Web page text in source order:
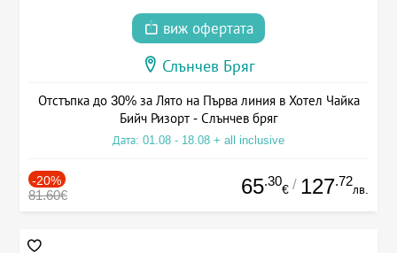
виж офертата
Слънчев Бряг
Отстъпка до 30% за Лято на Първа линия в Хотел Чайка
Бийч Ризорт - Слънчев бряг
Дата: 01.08 - 18.08 + all inclusive
-20%
81.60€ 65.30
€ / 127.72
лв.